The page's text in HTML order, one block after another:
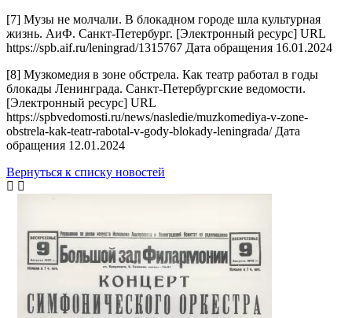
[7] Музы не молчали. В блокадном городе шла культурная
жизнь. АиФ. Санкт-Петербург. [Электронный ресурс] URL
https://spb.aif.ru/leningrad/1315767 Дата обращения 16.01.2024
[8] Музкомедия в зоне обстрела. Как театр работал в годы
блокады Ленинграда. Санкт-Петербургские ведомости.
[Электронный ресурс] URL
https://spbvedomosti.ru/news/nasledie/muzkomediya-v-zone-
obstrela-kak-teatr-rabotal-v-gody-blokady-leningrada/ Дата
обращения 12.01.2024
Вернуться к списку новостей